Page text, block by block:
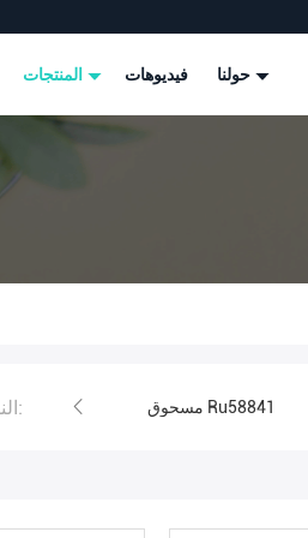
فيديوهات
النوع:
مسحوق تيانبتين مسحوق Ru58841